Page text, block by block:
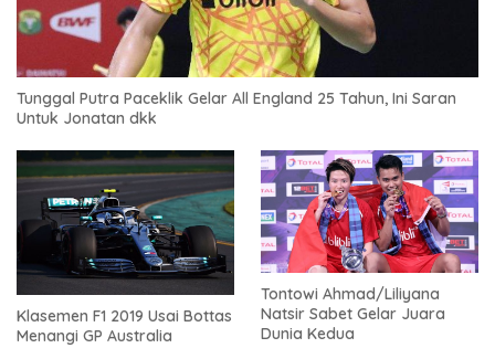
Tunggal Putra Paceklik Gelar All England 25 Tahun, Ini Saran
Untuk Jonatan dkk
Klasemen F1 2019 Usai Bottas
Menangi GP Australia
Tontowi Ahmad/Liliyana
Natsir Sabet Gelar Juara
Dunia Kedua